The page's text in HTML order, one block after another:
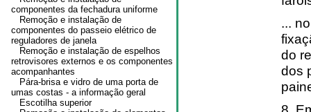
componentes da fechadura uniforme
Remoção e instalação de
componentes do passeio elétrico de
reguladores de janela
Remoção e instalação de espelhos
retrovisores externos e os componentes
acompanhantes
Pára-brisa e vidro de uma porta de
umas costas - a informação geral
Escotilha superior
...
do
dos